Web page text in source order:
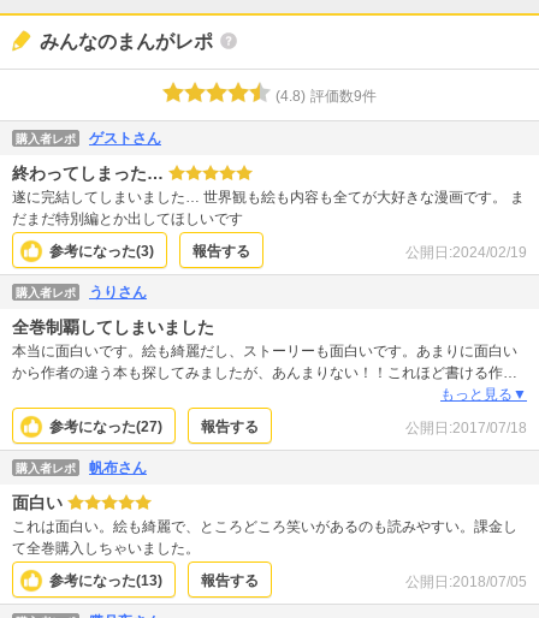
みんなのまんがレポ
(4.8) 評価数9件
購入者レポ ゲストさん
終わってしまった…
遂に完結してしまいました… 世界観も絵も内容も全てが大好きな漫画です。 ま
だまだ特別編とか出してほしいです
参考になった(3) 報告する 公開日:2024/02/19
購入者レポ うりさん
全巻制覇してしまいました
本当に面白いです。絵も綺麗だし、ストーリーも面白いです。あまりに面白い
から作者の違う本も探してみましたが、あんまりない！！これほど書ける作者
が一人で書いたのはノラガミのみとは驚きました。単行本でも揃える予定。オ
ススメです
もっと見る▼
参考になった(27) 報告する 公開日:2017/07/18
購入者レポ 帆布さん
面白い
これは面白い。絵も綺麗で、ところどころ笑いがあるのも読みやすい。課金し
て全巻購入しちゃいました。
参考になった(13) 報告する 公開日:2018/07/05